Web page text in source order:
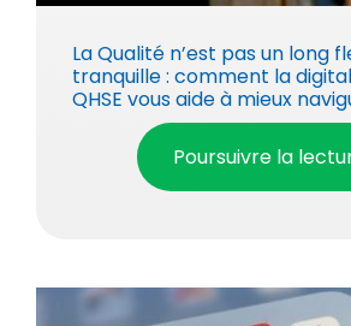
La Qualité n’est pas un long
tranquille : comment la
QHSE vous aide à mieux
Poursuivre la